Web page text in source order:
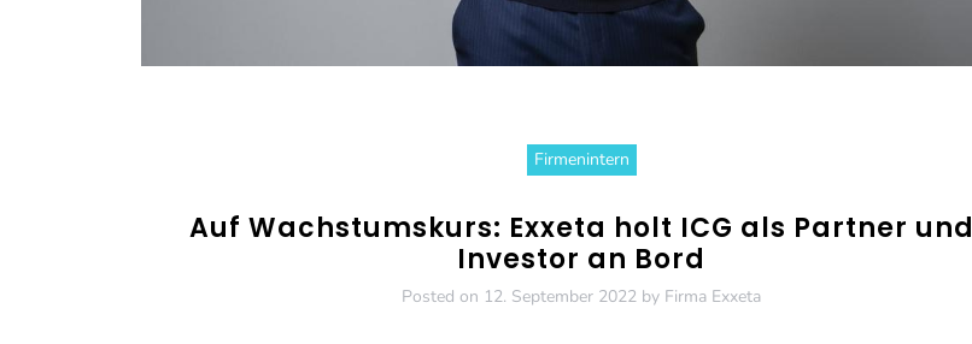
Firmenintern
Auf Wachstumskurs: Exxeta holt ICG als Partner und
Investor an Bord
Posted on 12. September 2022 by Firma Exxeta